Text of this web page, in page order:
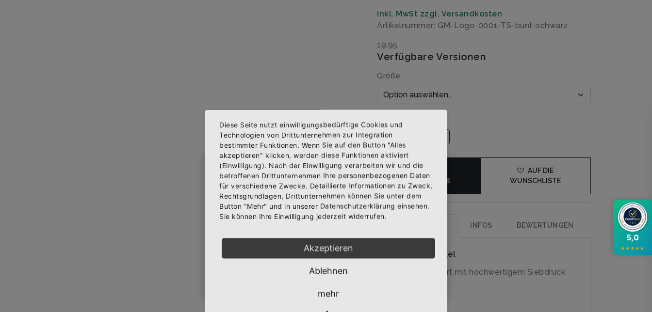
inkl. MwSt zzgl. Versandkosten
Artikelnummer: GM-Logo-0001-TS-bunt-schwarz
19,95
Verfügbare Versionen
Größe
IN DEN
WARENKORB
AUF DIE
WUNSCHLISTE
INFOS BEWERTUNGEN
Über den Artikel
Qualitäts-T-Shirt mit hochwertigem Siebdruck
Abonniere jetzt unseren Newsletter
Bekomme die aktuellsten News über neue Produkte und
zudem einen 10% Gutschein für deine nächste
Bestellung.
Abonnieren
5,0
★★★★★
Diese Seite nutzt einwilligungsbedürftige Cookies und
Technologien von Drittunternehmen zur Integration
bestimmter Funktionen. Wenn Sie auf den Button "Alles
akzeptieren" klicken, werden diese Funktionen aktiviert
(Einwilligung). Nach der Einwilligung verarbeiten wir und die
betroffenen Drittunternehmen Ihre personenbezogenen Daten
für verschiedene Zwecke. Detaillierte Informationen zu Zweck,
Rechtsgrundlagen, Drittunternehmen können Sie unter dem
Button "Mehr" und in unserer Datenschutzerklärung einsehen.
Sie können Ihre Einwilligung jederzeit widerrufen.
Akzeptieren
Ablehnen
mehr